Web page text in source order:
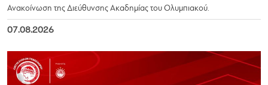
Ανακοίνωση της Διεύθυνσης Ακαδημίας του Ολυμπιακού.
07.08.2026